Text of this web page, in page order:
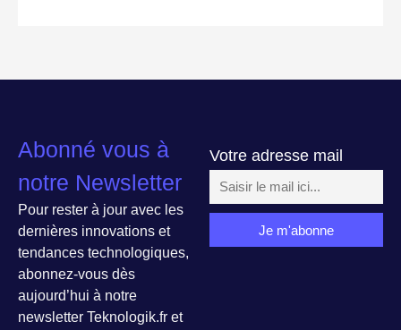
Abonné vous à
notre Newsletter
Pour rester à jour avec les
dernières innovations et
tendances technologiques,
abonnez-vous dès
aujourd’hui à notre
newsletter Teknologik.fr et
Votre adresse mail